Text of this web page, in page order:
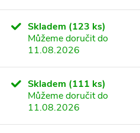
Skladem (123 ks)
Můžeme doručit do
11.08.2026
Skladem (111 ks)
Můžeme doručit do
11.08.2026